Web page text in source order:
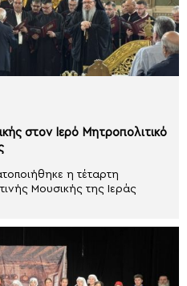
στον Ιερό Μητροπολιτικό
η τέταρτη
Μουσικής της Ιεράς